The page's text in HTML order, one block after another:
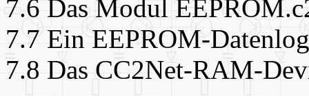
7.6 Das Modul
7.7 Ein EEPROM-
7.8 Das CC2Net-RAM-